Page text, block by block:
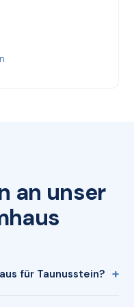
an unser
für Taunusstein?